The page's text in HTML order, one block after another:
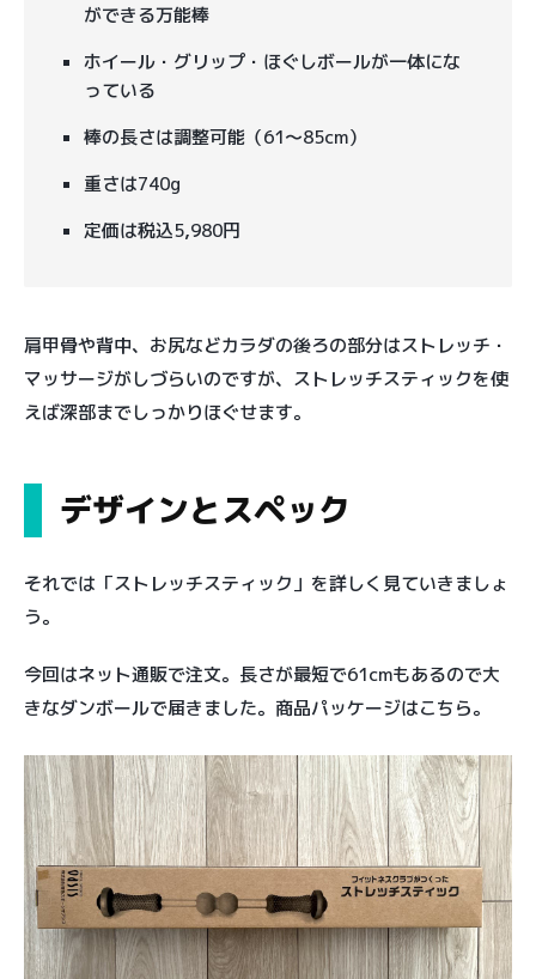
ができる万能棒
ホイール・グリップ・ほぐしボールが一体にな
っている
棒の長さは調整可能（61〜85cm）
重さは740g
定価は税込5,980円
肩甲骨や背中、お尻などカラダの後ろの部分はストレッチ・
マッサージがしづらいのですが、ストレッチスティックを使
えば深部までしっかりほぐせます。
デザインとスペック
それでは「ストレッチスティック」を詳しく見ていきましょ
う。
今回はネット通販で注文。長さが最短で61cmもあるので大
きなダンボールで届きました。商品パッケージはこちら。